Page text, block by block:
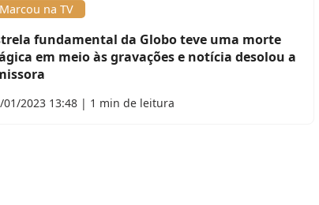
Marcou na TV
fundamental da Globo teve uma morte
em meio às gravações e notícia desolou a
01/2023 13:48 | 1 min de leitura